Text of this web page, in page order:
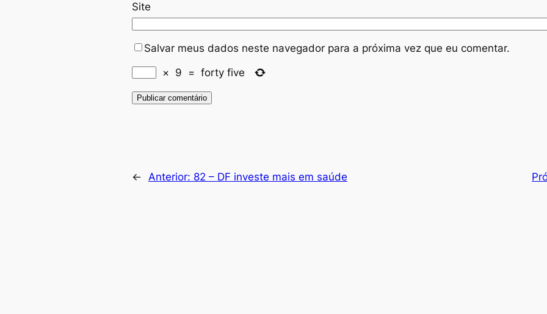
Site
Salvar meus dados neste navegador para a próxima vez que eu comentar.
× 9 = forty five
← Anterior: 82 – DF investe mais em saúde